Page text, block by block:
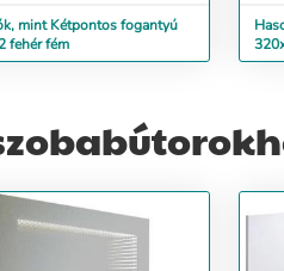
mint Kétpontos fogantyú
fehér fém